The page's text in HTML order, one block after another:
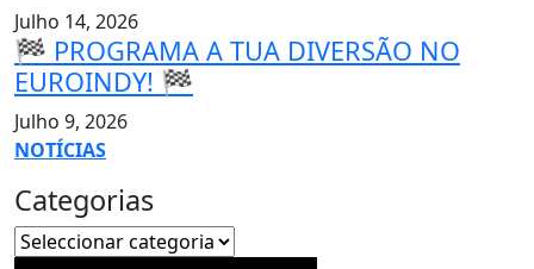
Julho 14, 2026
🏁 PROGRAMA A TUA DIVERSÃO NO
EUROINDY! 🏁
Julho 9, 2026
NOTÍCIAS
Categorias